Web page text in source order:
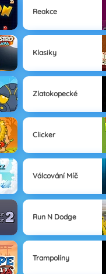
Reakce
Klasiky
Zlatokopecké
Clicker
Válcování Míč
Run N Dodge
Trampolíny